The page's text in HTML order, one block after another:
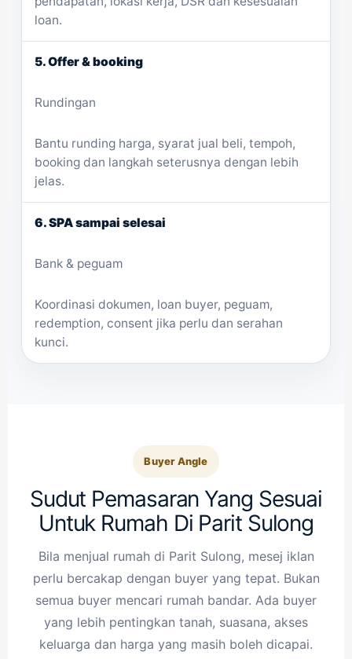
loan.
5. Offer & booking
Rundingan
Bantu runding harga, syarat jual beli, tempoh,
booking dan langkah seterusnya dengan lebih
jelas.
6. SPA sampai selesai
Bank & peguam
Koordinasi dokumen, loan buyer, peguam,
redemption, consent jika perlu dan serahan
kunci.
Buyer Angle
Sudut Pemasaran Yang Sesuai
Untuk Rumah Di Parit Sulong
Bila menjual rumah di Parit Sulong, mesej iklan
perlu bercakap dengan buyer yang tepat. Bukan
semua buyer mencari rumah bandar. Ada buyer
yang lebih pentingkan tanah, suasana, akses
keluarga dan harga yang masih boleh dicapai.